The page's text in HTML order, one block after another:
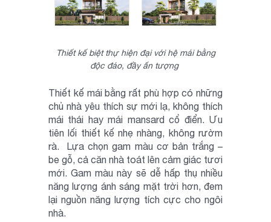
Thiết kế biệt thự hiện đại với hệ mái bằng
độc đáo, đầy ấn tượng
Thiết kế mái bằng rất phù hợp có những
chủ nhà yêu thích sự mới lạ, không thích
mái thái hay mái mansard cổ điển. Ưu
tiên lối thiết kế nhẹ nhàng, không rườm
rà. Lựa chọn gam màu cơ bản trắng –
be gỗ, cả căn nhà toát lên cảm giác tươi
mới. Gam màu này sẽ dễ hấp thụ nhiều
năng lượng ánh sáng mặt trời hơn, đem
lại nguồn năng lượng tích cực cho ngôi
nhà.